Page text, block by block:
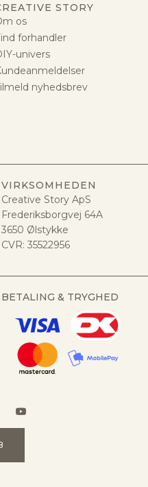
STORY
os
forhandler
univers
nyhedsbrev
VIRKSOMHEDEN
Creative Story ApS
Frederiksborgvej 64A
3650 Ølstykke
CVR: 35522956
BETALING & TRYGHED